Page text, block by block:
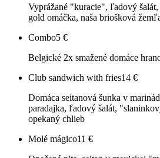
Vyprážané "kuracie", ľadový
gold omáčka, naša briošková
Combo5 €
Belgické 2x smažené domáce
Club sandwich with fries14 €
Domáca seitanová šunka v
paradajka, ľadový šalát,
opekaný chlieb
Molé mágico11 €